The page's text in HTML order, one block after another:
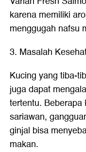
karena memiliki
menggugah nafsu
3. Masalah
Kucing yang tiba-
juga dapat
tertentu.
sariawan,
ginjal bisa
makan.